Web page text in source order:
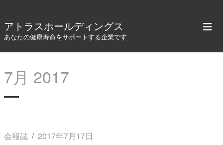
アトラスホールディングス
あなたの健康寿命をサポートする企業です
7月 2017
会報誌 / 2017年7月17日